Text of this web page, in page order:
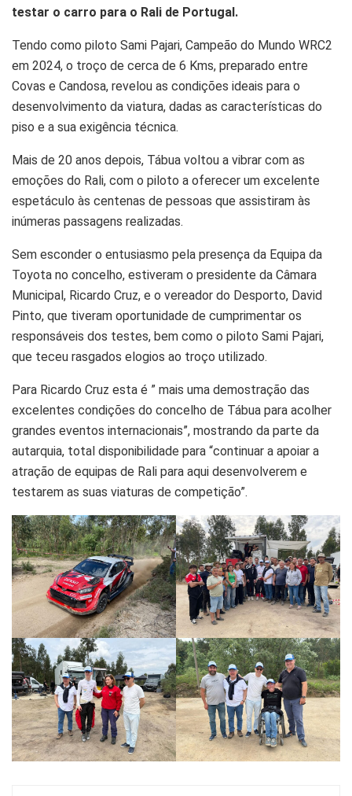
testar o carro para o Rali de Portugal.
Tendo como piloto Sami Pajari, Campeão do Mundo WRC2
em 2024, o troço de cerca de 6 Kms, preparado entre
Covas e Candosa, revelou as condições ideais para o
desenvolvimento da viatura, dadas as características do
piso e a sua exigência técnica.
Mais de 20 anos depois, Tábua voltou a vibrar com as
emoções do Rali, com o piloto a oferecer um excelente
espetáculo às centenas de pessoas que assistiram às
inúmeras passagens realizadas.
Sem esconder o entusiasmo pela presença da Equipa da
Toyota no concelho, estiveram o presidente da Câmara
Municipal, Ricardo Cruz, e o vereador do Desporto, David
Pinto, que tiveram oportunidade de cumprimentar os
responsáveis dos testes, bem como o piloto Sami Pajari,
que teceu rasgados elogios ao troço utilizado.
Para Ricardo Cruz esta é ” mais uma demostração das
excelentes condições do concelho de Tábua para acolher
grandes eventos internacionais”, mostrando da parte da
autarquia, total disponibilidade para “continuar a apoiar a
atração de equipas de Rali para aqui desenvolverem e
testarem as suas viaturas de competição”.